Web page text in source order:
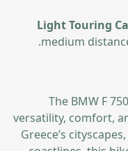
Light Touring
medium
The BMW F
versatility, comfort,
Greece’s